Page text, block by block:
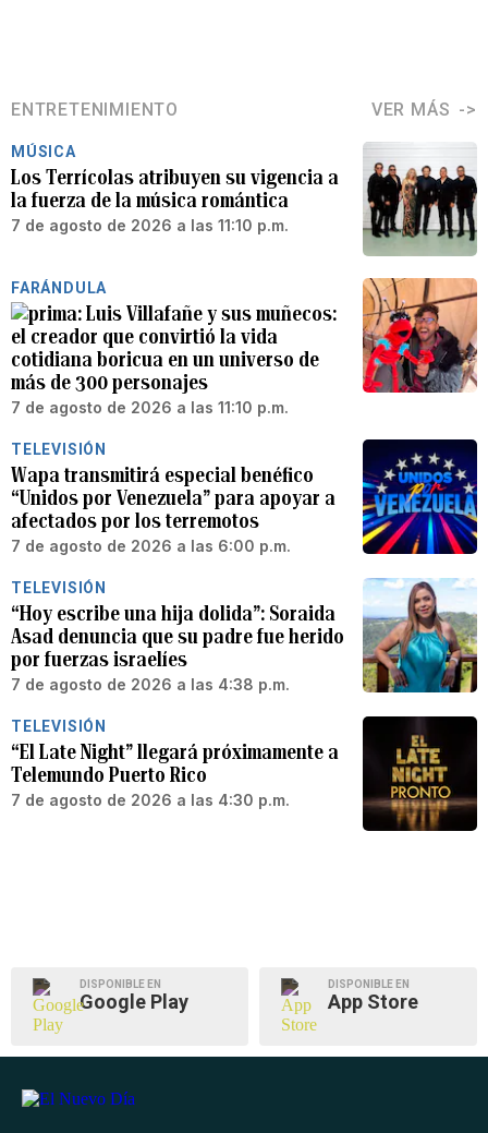
ENTRETENIMIENTO VER MÁS
MÚSICA
Los Terrícolas atribuyen su vigencia a
la fuerza de la música romántica
7 de agosto de 2026 a las 11:10 p.m.
FARÁNDULA
Luis Villafañe y sus muñecos:
el creador que convirtió la vida
cotidiana boricua en un universo de
más de 300 personajes
7 de agosto de 2026 a las 11:10 p.m.
TELEVISIÓN
Wapa transmitirá especial benéfico
“Unidos por Venezuela” para apoyar a
afectados por los terremotos
7 de agosto de 2026 a las 6:00 p.m.
TELEVISIÓN
“Hoy escribe una hija dolida”: Soraida
Asad denuncia que su padre fue herido
por fuerzas israelíes
7 de agosto de 2026 a las 4:38 p.m.
TELEVISIÓN
“El Late Night” llegará próximamente a
Telemundo Puerto Rico
7 de agosto de 2026 a las 4:30 p.m.
DISPONIBLE EN
Google Play
DISPONIBLE EN
App Store